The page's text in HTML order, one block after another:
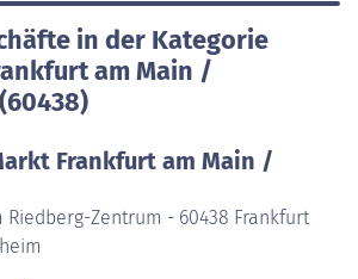
in der Kategorie
am Main /
Frankfurt am Main /
Riedberg-Zentrum - 60438 Frankfurt